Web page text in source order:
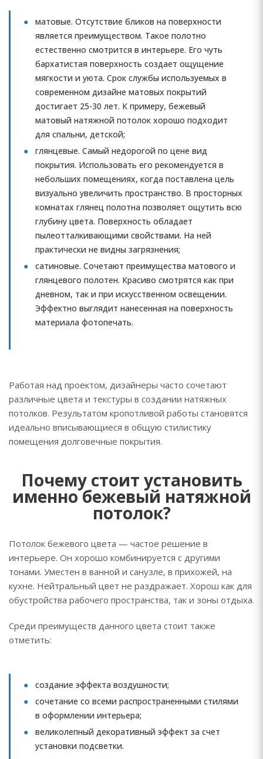
матовые. Отсутствие бликов на поверхности
является преимуществом. Такое полотно
естественно смотрится в интерьере. Его чуть
бархатистая поверхность создает ощущение
мягкости и уюта. Срок службы используемых в
современном дизайне матовых покрытий
достигает 25-30 лет. К примеру, бежевый
матовый натяжной потолок хорошо подходит
для спальни, детской;
глянцевые. Самый недорогой по цене вид
покрытия. Использовать его рекомендуется в
небольших помещениях, когда поставлена цель
визуально увеличить пространство. В просторных
комнатах глянец полотна позволяет ощутить всю
глубину цвета. Поверхность обладает
пылеотталкивающими свойствами. На ней
практически не видны загрязнения;
сатиновые. Сочетают преимущества матового и
глянцевого полотен. Красиво смотрятся как при
дневном, так и при искусственном освещении.
Эффектно выглядит нанесенная на поверхность
материала фотопечать.
Работая над проектом, дизайнеры часто сочетают
различные цвета и текстуры в создании натяжных
потолков. Результатом кропотливой работы становятся
идеально вписывающиеся в общую стилистику
помещения долговечные покрытия.
Почему стоит установить
именно бежевый натяжной
потолок?
Потолок бежевого цвета — частое решение в
интерьере. Он хорошо комбинируется с другими
тонами. Уместен в ванной и санузле, в прихожей, на
кухне. Нейтральный цвет не раздражает. Хорош как для
обустройства рабочего пространства, так и зоны отдыха.
Среди преимуществ данного цвета стоит также
отметить:
создание эффекта воздушности;
сочетание со всеми распространенными стилями
в оформлении интерьера;
великолепный декоративный эффект за счет
установки подсветки.